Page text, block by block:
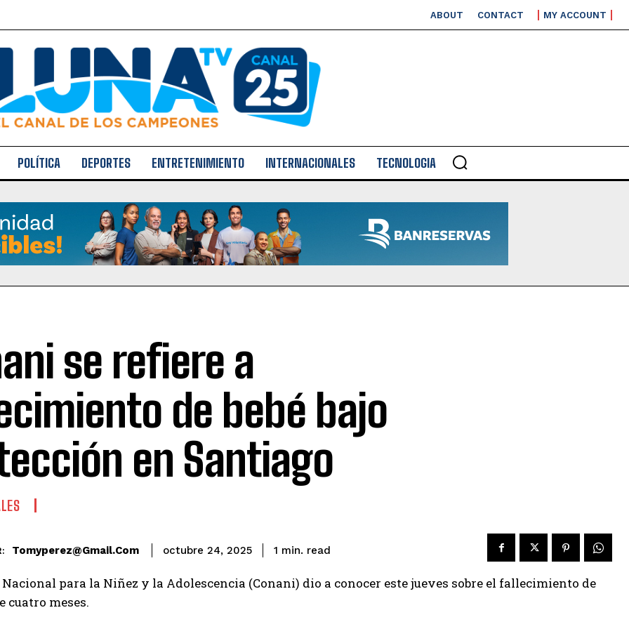
ABOUT CONTACT MY ACCOUNT
POLÍTICA DEPORTES ENTRETENIMIENTO INTERNACIONALES TECNOLOGIA
se refiere a
de bebé bajo
en Santiago
Tomyperez@gmail.com octubre 24, 2025 1 min. read
Nacional para la Niñez y la Adolescencia (Conani) dio a conocer este jueves sobre el fallecimiento de
cuatro meses.